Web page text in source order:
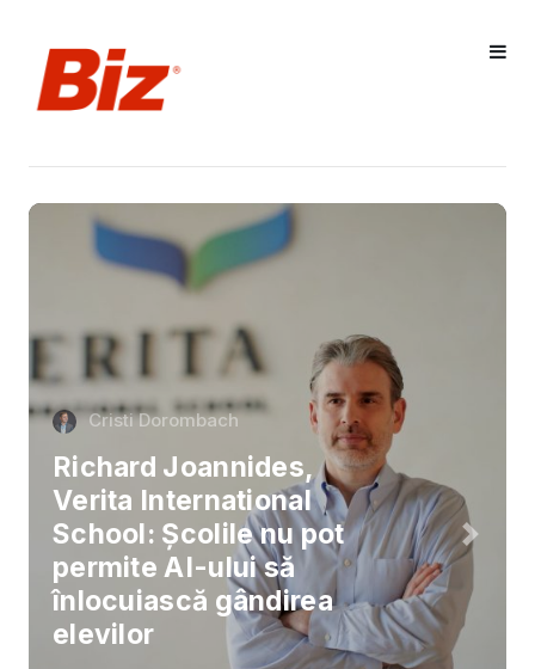
Cristi Dorombach
Richard Joannides,
Verita International
School: Școlile nu pot
permite AI-ului să
înlocuiască gândirea
elevilor